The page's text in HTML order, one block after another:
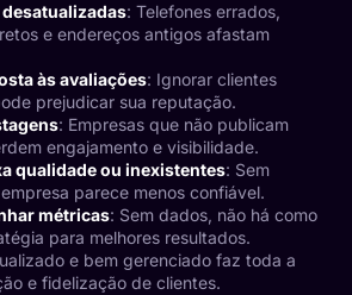
: Telefones errados,
e endereços antigos afastam
às avaliações: Ignorar clientes
prejudicar sua reputação.
: Empresas que não publicam
engajamento e visibilidade.
qualidade ou inexistentes: Sem
parece menos confiável.
métricas: Sem dados, não há como
para melhores resultados.
e bem gerenciado faz toda a
e fidelização de clientes.